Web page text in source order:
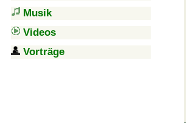
Musik
Videos
Vorträge